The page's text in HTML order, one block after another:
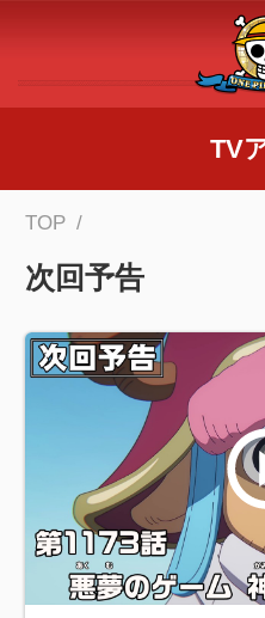
メインコンテンツへスキ
TV
TOP
次回予告